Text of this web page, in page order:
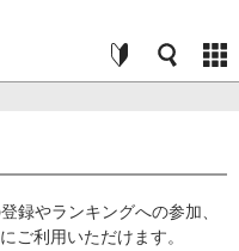
録やランキングへの参加、
ご利用いただけます。